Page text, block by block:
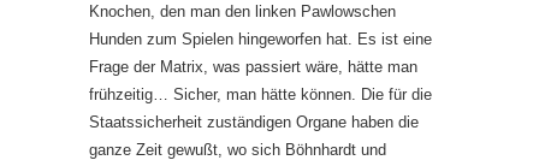
Knochen, den man den linken Pawlowschen
Hunden zum Spielen hingeworfen hat. Es ist eine
Frage der Matrix, was passiert wäre, hätte man
frühzeitig… Sicher, man hätte können. Die für die
Staatssicherheit zuständigen Organe haben die
ganze Zeit gewußt, wo sich Böhnhardt und